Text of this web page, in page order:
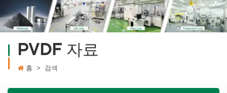
PVDF 자료
홈 > 검색